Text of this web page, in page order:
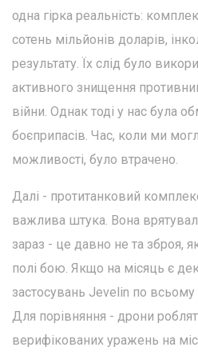
одна гірка реальність:
сотень мільйонів доларів,
результату. Їх слід було
активного знищення
війни. Однак тоді у нас була
боєприпасів. Час, коли ми
можливості, було втрачено.
Далі - протитанковий
важлива штука. Вона
зараз - це давно не та зброя,
полі бою. Якщо на місяць є
застосувань Jevelin по
Для порівняння - дрони
верифікованих уражень на